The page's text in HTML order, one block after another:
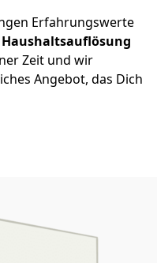
Erfahrungswerte
Zeit und wir
Angebot, das Dich